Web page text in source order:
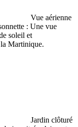
Vue aérienne
: Une vue
soleil et
Martinique.
Jardin clôturé